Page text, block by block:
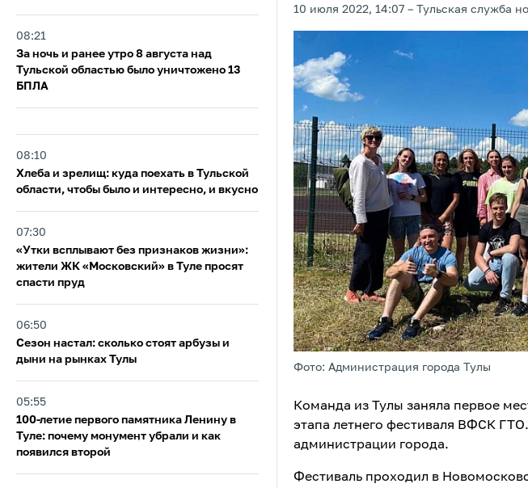
08:21
За ночь и ранее утро 8 августа над
Тульской областью было уничтожено 13
БПЛА
08:10
Хлеба и зрелищ: куда поехать в Тульской
области, чтобы было и интересно, и вкусно
07:30
«Утки всплывают без признаков жизни»:
жители ЖК «Московский» в Туле просят
спасти пруд
06:50
Сезон настал: сколько стоят арбузы и
дыни на рынках Тулы
05:55
100-летие первого памятника Ленину в
Туле: почему монумент убрали и как
появился второй
10 июля 2022, 14:07 Тульская служба
Фото: Администрация города Тулы
Команда из Тулы заняла первое
этапа летнего фестиваля ВФСК
администрации города.
Фестиваль проходил в